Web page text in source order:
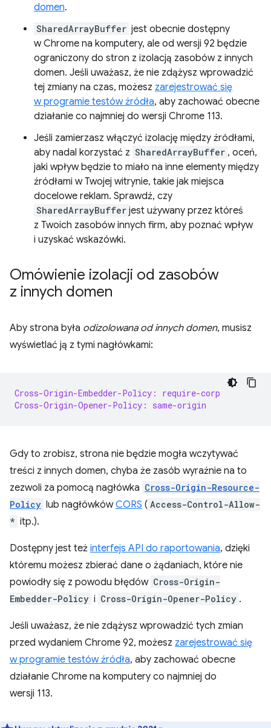
domen.
SharedArrayBuffer jest obecnie dostępny
w Chrome na komputery, ale od wersji 92 będzie
ograniczony do stron z izolacją zasobów z innych
domen. Jeśli uważasz, że nie zdążysz wprowadzić
tej zmiany na czas, możesz zarejestrować się
w programie testów źródła, aby zachować obecne
działanie co najmniej do wersji Chrome 113.
Jeśli zamierzasz włączyć izolację między źródłami,
aby nadal korzystać z SharedArrayBuffer , oceń,
jaki wpływ będzie to miało na inne elementy między
źródłami w Twojej witrynie, takie jak miejsca
docelowe reklam. Sprawdź, czy
SharedArrayBuffer jest używany przez któreś
z Twoich zasobów innych firm, aby poznać wpływ
i uzyskać wskazówki.
Omówienie izolacji od zasobów
z innych domen
Aby strona była odizolowana od innych domen, musisz
wyświetlać ją z tymi nagłówkami:
Cross-Origin-Embedder-Policy: require-corp
Cross-Origin-Opener-Policy: same-origin
Gdy to zrobisz, strona nie będzie mogła wczytywać
treści z innych domen, chyba że zasób wyraźnie na to
zezwoli za pomocą nagłówka Cross-Origin-Resource-
Policy lub nagłówkówCORS ( Access-Control-Allow-
* itp.).
Dostępny jest też interfejs API do raportowania, dzięki
któremu możesz zbierać dane o żądaniach, które nie
powiodły się z powodu błędów Cross-Origin-
Embedder-Policy i Cross-Origin-Opener-Policy .
Jeśli uważasz, że nie zdążysz wprowadzić tych zmian
przed wydaniem Chrome 92, możesz zarejestrować się
w programie testów źródła, aby zachować obecne
działanie Chrome na komputery co najmniej do
wersji 113.